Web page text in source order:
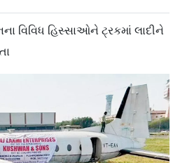
વિવિધ હિસ્સાઓને ટ્રકમાં લાદીને